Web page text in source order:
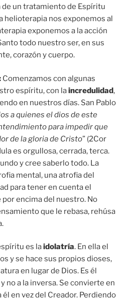
de un tratamiento de Espíritu
helioterapia nos exponemos al
exponemos a la acción
todo nuestro ser, en sus
corazón y cuerpo.
Comenzamos con algunas
espíritu, con laincredulidad,
en nuestros días. San Pablo
a quienes el dios de este
para impedir que
de la gloria de Cristo” (2Cor
es orgullosa, cerrada, terca.
y cree saberlo todo. La
mental, una atrofia del
para tener en cuenta el
encima del nuestro. No
que le rebasa, rehúsa
es laidolatría. En ella el
y se hace sus propios dioses,
en lugar de Dios. Es él
no a la inversa. Se convierte en
él en vez del Creador. Perdiendo